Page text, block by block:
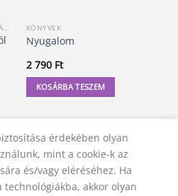
SPIRITUÁLIS TANÍTÁSOK, ÚTMUTATÁSOK KÖNYVEK
Nyugalom
2 790 Ft
KOSÁRBA TESZEM
érdekében olyan
mint a cookie-k az
és/vagy eléréséhez. Ha
technológiákba, akkor olyan